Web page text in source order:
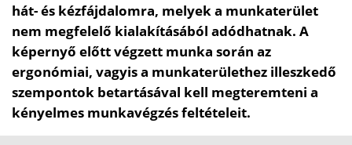
hát- és kézfájdalomra, melyek a munkaterület
nem megfelelő kialakításából adódhatnak. A
képernyő előtt végzett munka során az
ergonómiai, vagyis a munkaterülethez illeszkedő
szempontok betartásával kell megteremteni a
kényelmes munkavégzés feltételeit.